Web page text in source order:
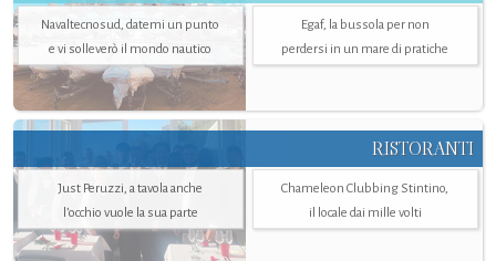
Navaltecnosud, datemi un punto
e vi solleverò il mondo nautico
Egaf, la bussola per non
perdersi in un mare di pratiche
RISTORANTI
Just Peruzzi, a tavola anche
l’occhio vuole la sua parte
Chameleon Clubbing Stintino,
il locale dai mille volti